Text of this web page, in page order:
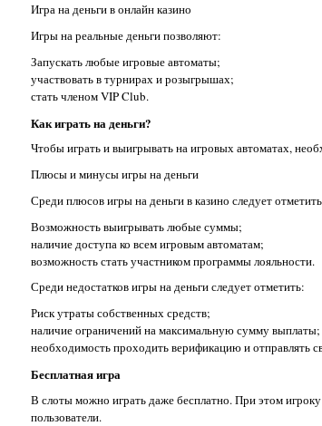
Игра на деньги в онлайн казино
Игры на реальные деньги позволяют:
Запускать любые игровые автоматы;
участвовать в турнирах и розыгрышах;
стать членом VIP Club.
Как играть на деньги?
Чтобы играть и выигрывать на игровых автоматах,
Плюсы и минусы игры на деньги
Среди плюсов игры на деньги в казино следует
Возможность выигрывать любые суммы;
наличие доступа ко всем игровым автоматам;
возможность стать участником программы лояльности.
Среди недостатков игры на деньги следует отметить:
Риск утраты собственных средств;
наличие ограничений на максимальную сумму выплаты;
необходимость проходить верификацию и отправлять
Бесплатная игра
В слоты можно играть даже бесплатно. При этом
пользователи.